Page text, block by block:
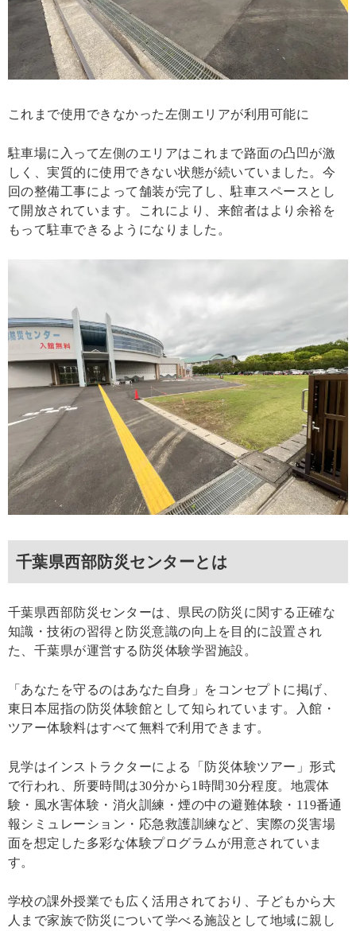
これまで使用できなかった左側エリアが利用可能に
駐車場に入って左側のエリアはこれまで路面の凸凹が激
しく、実質的に使用できない状態が続いていました。今
回の整備工事によって舗装が完了し、駐車スペースとし
て開放されています。これにより、来館者はより余裕を
もって駐車できるようになりました。
千葉県西部防災センターとは
千葉県西部防災センターは、県民の防災に関する正確な
知識・技術の習得と防災意識の向上を目的に設置され
た、千葉県が運営する防災体験学習施設。
「あなたを守るのはあなた自身」をコンセプトに掲げ、
東日本屈指の防災体験館として知られています。入館・
ツアー体験料はすべて無料で利用できます。
見学はインストラクターによる「防災体験ツアー」形式
で行われ、所要時間は30分から1時間30分程度。地震体
験・風水害体験・消火訓練・煙の中の避難体験・119番通
報シミュレーション・応急救護訓練など、実際の災害場
面を想定した多彩な体験プログラムが用意されていま
す。
学校の課外授業でも広く活用されており、子どもから大
人まで家族で防災について学べる施設として地域に親し